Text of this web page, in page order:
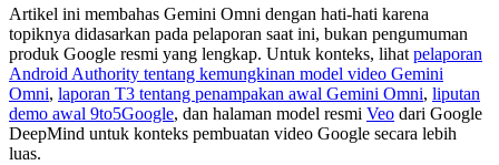
Artikel ini membahas Gemini Omni dengan hati-hati karena
topiknya didasarkan pada pelaporan saat ini, bukan pengumuman
produk Google resmi yang lengkap. Untuk konteks, lihatpelaporan
Android Authority tentang kemungkinan model video Gemini
Omni, laporan T3 tentang penampakan awal Gemini Omni, liputan
demo awal 9to5Google, dan halaman model resmi Veo dari Google
DeepMind untuk konteks pembuatan video Google secara lebih
luas.